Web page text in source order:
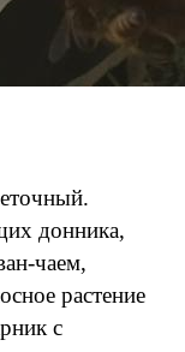
донника,
чаем,
растение
с